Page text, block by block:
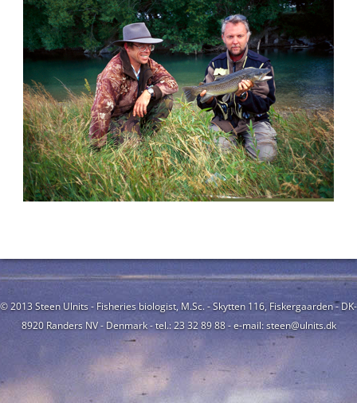
© 2013 Steen Ulnits - Fisheries biologist, M.Sc. - Skytten 116, Fiskergaarden - DK-
8920 Randers NV - Denmark - tel.: 23 32 89 88 - e-mail: steen@ulnits.dk